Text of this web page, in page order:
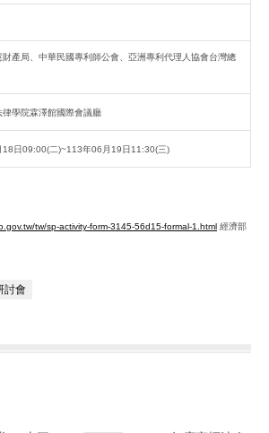
財產局、中華民國專利師公會、亞洲專利代理人協會台灣總
律學院霖澤館國際會議廳
18日09:00(二)~113年06月19日11:30(三)
tw/sp-activity-form-3145-56d15-formal-1.html 經濟部
討會